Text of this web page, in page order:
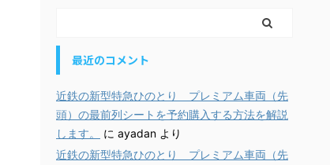
最近のコメント
近鉄の新型特急ひのとり プレミアム車両（先
頭）の最前列シートを予約購入する方法を解説
します。
に ayadan より
近鉄の新型特急ひのとり プレミアム車両（先